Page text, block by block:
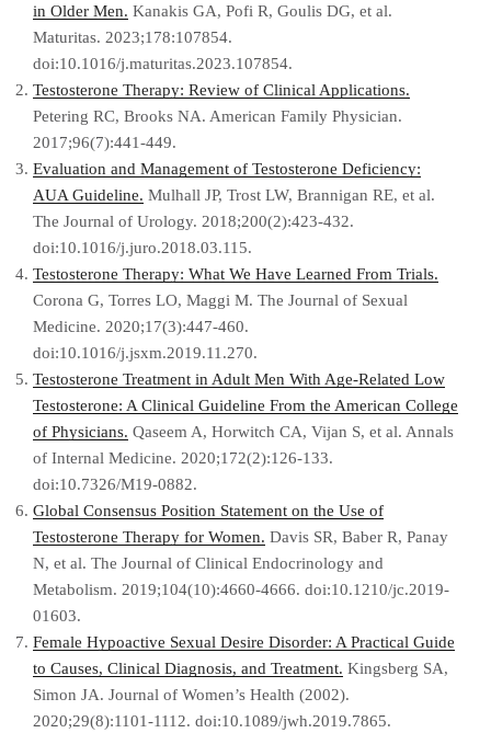
in Older Men. Kanakis GA, Pofi R, Goulis DG, et al.
Maturitas. 2023;178:107854.
doi:10.1016/j.maturitas.2023.107854.
Testosterone Therapy: Review of Clinical Applications.
Petering RC, Brooks NA. American Family Physician.
2017;96(7):441-449.
Evaluation and Management of Testosterone Deficiency:
AUA Guideline. Mulhall JP, Trost LW, Brannigan RE, et al.
The Journal of Urology. 2018;200(2):423-432.
doi:10.1016/j.juro.2018.03.115.
Testosterone Therapy: What We Have Learned From Trials.
Corona G, Torres LO, Maggi M. The Journal of Sexual
Medicine. 2020;17(3):447-460.
doi:10.1016/j.jsxm.2019.11.270.
Testosterone Treatment in Adult Men With Age-Related Low
Testosterone: A Clinical Guideline From the American College
of Physicians. Qaseem A, Horwitch CA, Vijan S, et al. Annals
of Internal Medicine. 2020;172(2):126-133.
doi:10.7326/M19-0882.
Global Consensus Position Statement on the Use of
Testosterone Therapy for Women. Davis SR, Baber R, Panay
N, et al. The Journal of Clinical Endocrinology and
Metabolism. 2019;104(10):4660-4666. doi:10.1210/jc.2019-
01603.
Female Hypoactive Sexual Desire Disorder: A Practical Guide
to Causes, Clinical Diagnosis, and Treatment. Kingsberg SA,
Simon JA. Journal of Women’s Health (2002).
2020;29(8):1101-1112. doi:10.1089/jwh.2019.7865.